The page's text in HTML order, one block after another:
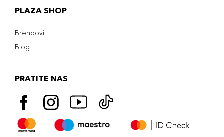
PLAZA SHOP
Brendovi
Blog
PRATITE NAS